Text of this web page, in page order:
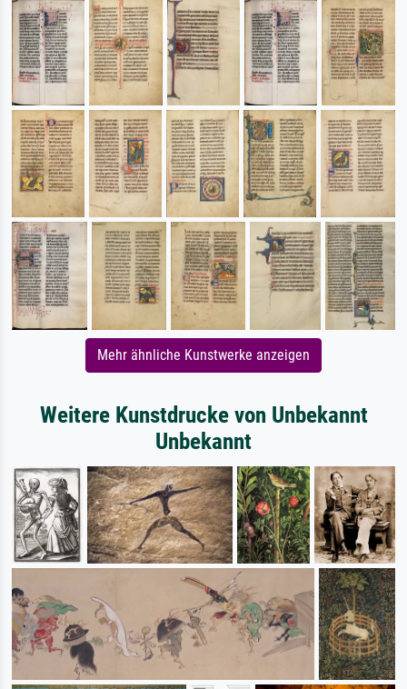
Mehr ähnliche Kunstwerke anzeigen
Weitere Kunstdrucke von Unbekannt
Unbekannt